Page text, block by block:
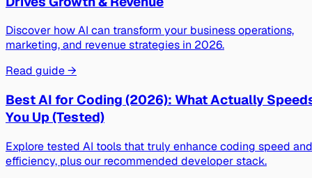
Discover how AI can transform your business operations,
marketing, and revenue strategies in 2026.
Read guide →
Best AI for Coding (2026): What Actually
You Up (Tested)
Explore tested AI tools that truly enhance coding speed and
efficiency, plus our recommended developer stack.